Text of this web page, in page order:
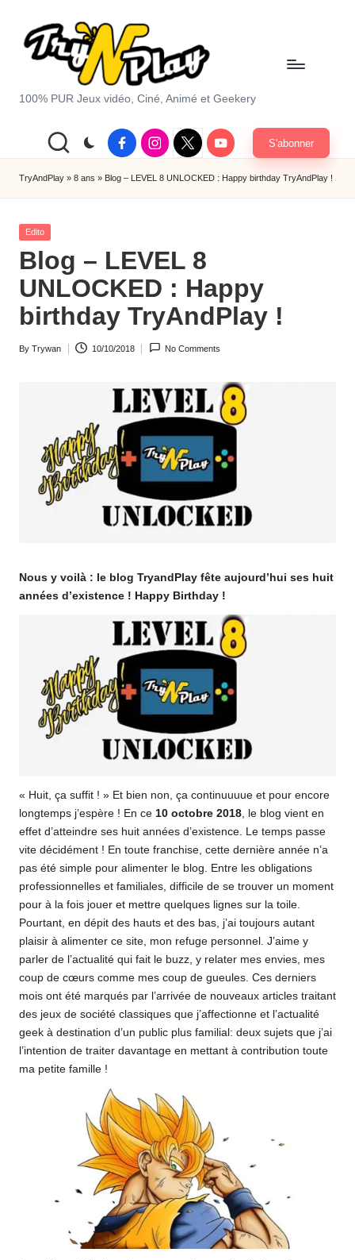
T
y
A
d
P
la
y.
c
100% PUR Jeux vidéo, Ciné, Animé et Geekery
FacebookInstagram
X
|
Twitter
Youtube S'abonner
TryAndPlay » 8 ans » Blog – LEVEL 8 UNLOCKED : Happy birthday TryAndPlay !
Posted
Edito
Blog – LEVEL 8
UNLOCKED : Happy
birthday TryAndPlay !
Posted
By Trywan 10/10/2018 No Comments
Nous y voilà : le blog TryandPlay fête aujourd’hui ses huit
années d’existence ! Happy Birthday !
« Huit, ça suffit ! » Et bien non, ça continuuuue et pour encore
longtemps j’espère ! En ce 10 octobre 2018 , le blog vient en
effet d’atteindre ses huit années d’existence. Le temps passe
vite décidément ! En toute franchise, cette dernière année n’a
pas été simple pour alimenter le blog. Entre les obligations
professionnelles et familiales, difficile de se trouver un moment
pour à la fois jouer et mettre quelques lignes sur la toile.
Pourtant, en dépit des hauts et des bas, j’ai toujours autant
plaisir à alimenter ce site, mon refuge personnel. J’aime y
parler de l’actualité qui fait le buzz, y relater mes envies, mes
coup de cœurs comme mes coup de gueules. Ces derniers
mois ont été marqués par l’arrivée de nouveaux articles traitant
des jeux de société classiques que j’affectionne et l’actualité
geek à destination d’un public plus familial: deux sujets que j’ai
l’intention de traiter davantage en mettant à contribution toute
ma petite famille !